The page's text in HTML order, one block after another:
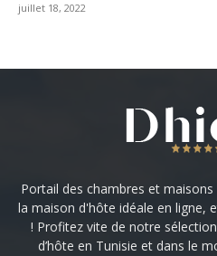
juillet 18, 2022
Portail des chambres et
la maison d'hôte idéale en ligne,
! Profitez vite de notre
d’hôte en Tunisie et dans le